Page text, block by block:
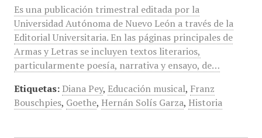
Es una publicación trimestral editada por la
Universidad Autónoma de Nuevo León a través de la
Editorial Universitaria. En las páginas principales de
Armas y Letras se incluyen textos literarios,
particularmente poesía, narrativa y ensayo, de…
Etiquetas: Diana Pey, Educación musical, Franz
Bouschpies, Goethe, Hernán Solís Garza, Historia